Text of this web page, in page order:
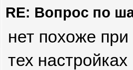
RE: Вопрос по
нет похоже
тех